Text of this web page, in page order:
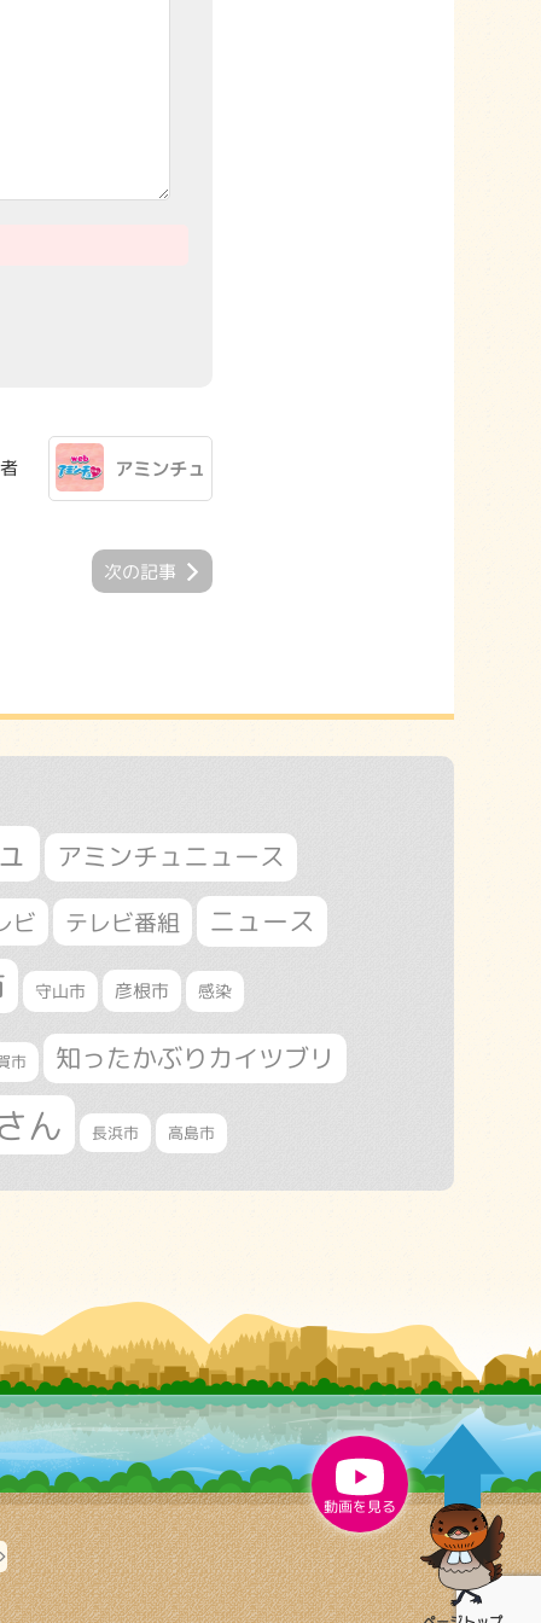
アミンチュ
次の記事
動画を見る
アミンチュニュース
ビ テレビ番組 ニュース
守山市 彦根市 感染
市 知ったかぶりカイツブリ
ん 長浜市 高島市